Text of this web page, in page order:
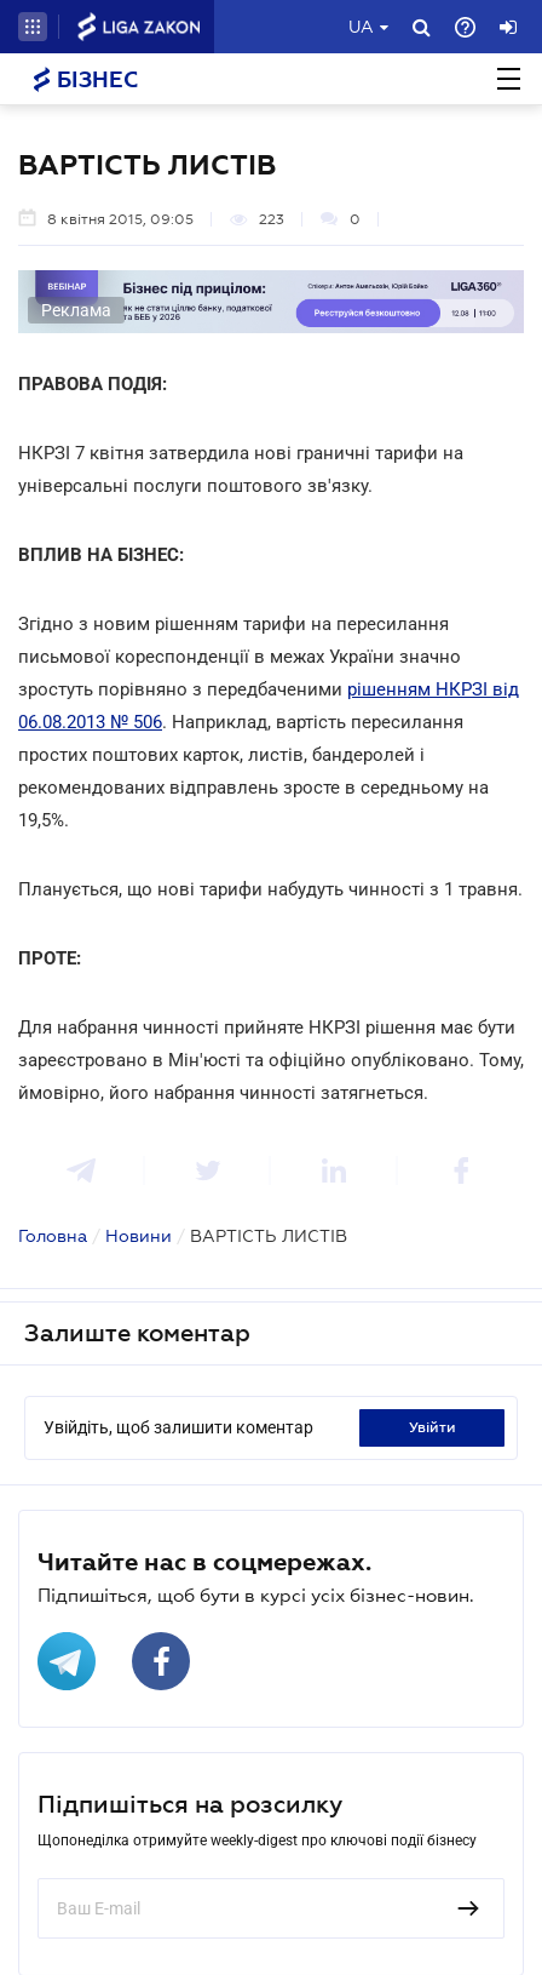
UA
БІЗНЕС
ВАРТІСТЬ ЛИСТІВ
8 квітня 2015, 09:05 223 0
Реклама
ПРАВОВА ПОДІЯ:
НКРЗІ 7 квітня затвердила нові граничні тарифи на
універсальні послуги поштового зв'язку.
ВПЛИВ НА БІЗНЕС:
Згідно з новим рішенням тарифи на пересилання
письмової кореспонденції в межах України значно
зростуть порівняно з передбаченими рішенням НКРЗІ від
06.08.2013 № 506. Наприклад, вартість пересилання
простих поштових карток, листів, бандеролей і
рекомендованих відправлень зросте в середньому на
19,5%.
Планується, що нові тарифи набудуть чинності з 1 травня.
ПРОТЕ:
Для набрання чинності прийняте НКРЗІ рішення має бути
зареєстровано в Мін'юсті та офіційно опубліковано. Тому,
ймовірно, його набрання чинності затягнеться.
Головна / Новини / ВАРТІСТЬ ЛИСТІВ
Залиште коментар
Увійдіть, щоб залишити коментар увійти
Читайте нас в соцмережах.
Підпишіться, щоб бути в курсі усіх бізнес-новин.
Підпишіться на розсилку
Щопонеділка отримуйте weekly-digest про ключові події бізнесу